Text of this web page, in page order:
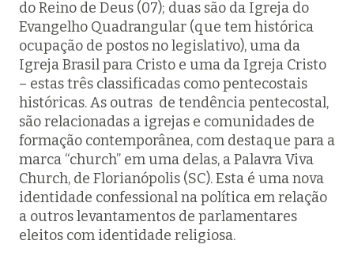
do Reino de Deus (07); duas são da Igreja do
Evangelho Quadrangular (que tem histórica
ocupação de postos no legislativo), uma da
Igreja Brasil para Cristo e uma da Igreja Cristo
– estas três classificadas como pentecostais
históricas. As outras de tendência pentecostal,
são relacionadas a igrejas e comunidades de
formação contemporânea, com destaque para a
marca “church” em uma delas, a Palavra Viva
Church, de Florianópolis (SC). Esta é uma nova
identidade confessional na política em relação
a outros levantamentos de parlamentares
eleitos com identidade religiosa.